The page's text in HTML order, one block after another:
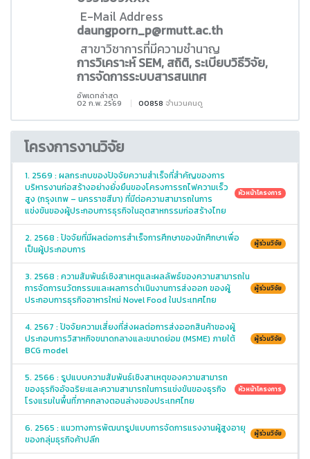
E-Mail Address
daungporn_p@rmutt.ac.th
สาขาวิชาการที่มีความชำนาญ
การวิเคราะห์ SEM, สถิติ, ระเบียบวิธีวิจัย,
การจัดการระบบสารสนเทศ
อัพเดทล่าสุด
02 ก.พ. 2569 00858 จำนวนคนดู
โครงการงานวิจัย
1. 2569 : ผลกระทบของปัจจัยความสำเร็จที่สำคัญของการ
บริหารงานก่อสร้างอย่างยั่งยืนของโครงการรถไฟความเร็ว
สูง (กรุงเทพ – นครราชสีมา) ที่มีต่อความสามารถในการ
แข่งขันของผู้ประกอบการธุรกิจในอุตสาหกรรมก่อสร้างไทย
หัวหน้าโครงการ
2. 2568 : ปัจจัยที่มีผลต่อการสำเร็จการศึกษาของนักศึกษาเพื่อ
เป็นผู้ประกอบการ
ผู้ร่วมวิจัย
3. 2568 : ความสัมพันธ์เชิงสาเหตุและผลลัพธ์ของความสามารถใน
การจัดการนวัตกรรมและผลการดำเนินงานการส่งออก ของผู้
ประกอบการธุรกิจอาหารใหม่ Novel Food ในประเทศไทย
ผู้ร่วมวิจัย
4. 2567 : ปัจจัยความเสี่ยงที่ส่งผลต่อการส่งออกสินค้าของผู้
ประกอบการวิสาหกิจขนาดกลางและขนาดย่อม (MSME) ภายใต้
BCG model
ผู้ร่วมวิจัย
5. 2566 : รูปแบบความสัมพันธ์เชิงสาเหตุของความสามารถ
ของธุรกิจอัจฉริยะและความสามารถในการแข่งขันของธุรกิจ
โรงแรมในพื้นที่ภาคกลางตอนล่างของประเทศไทย
หัวหน้าโครงการ
6. 2565 : แนวทางการพัฒนารูปแบบการจัดการแรงงานผู้สูงอายุ
ของกลุ่มธุรกิจค้าปลีก
ผู้ร่วมวิจัย